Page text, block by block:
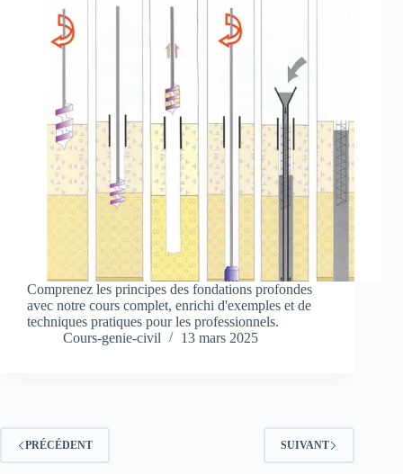
Comprenez les principes des fondations profondes
avec notre cours complet, enrichi d'exemples et de
techniques pratiques pour les professionnels.
Cours-genie-civil
13 mars 2025
PRÉCÉDENT SUIVANT